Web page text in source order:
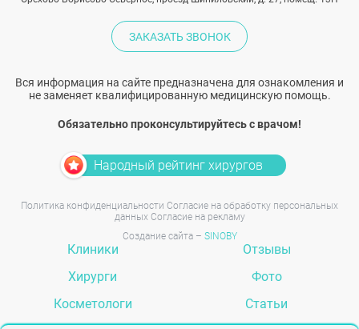
ЗАКАЗАТЬ ЗВОНОК
Вся информация на сайте предназначена для ознакомления и
не заменяет квалифицированную медицинскую помощь.
Обязательно проконсультируйтесь с врачом!
Народный рейтинг хирургов
Политика конфиденциальности Согласие на обработку персональных
данных Согласие на рекламу
Создание сайта – SINOBY
Клиники
Хирурги
Косметологи
Отзывы
Фото
Статьи